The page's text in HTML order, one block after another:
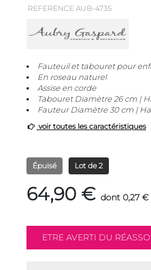
REFERENCE AUB-4735
Fauteuil et tabouret pour
En roseau naturel
Assise en corde
Tabouret Diamètre 26 cm |
Fauteur Diamètre 30 cm |
voir toutes les caractéristiques
Épuisé Lot de 2
64,90 € dont 0,27 €